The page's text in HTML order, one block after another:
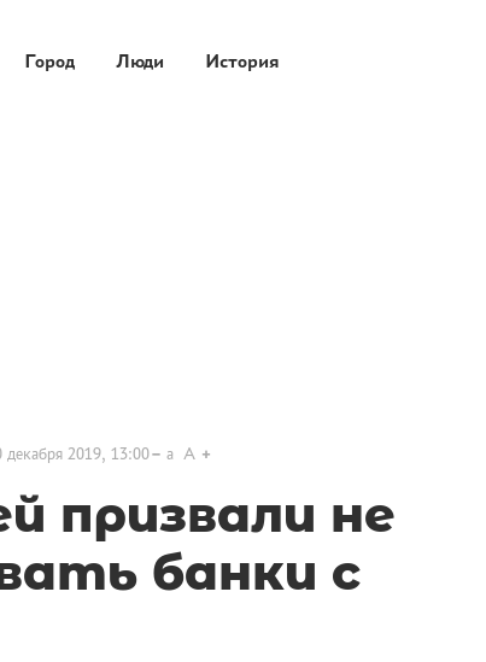
Город Люди История
декабря 2019, 13:00 a A
призвали не
банки с